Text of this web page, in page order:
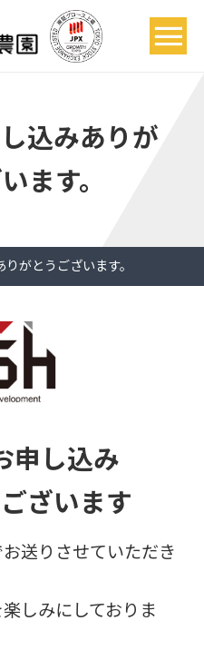
込みありが
ます。
がとうございます。
申し込み
ざいます
送りさせていただき
しみにしておりま